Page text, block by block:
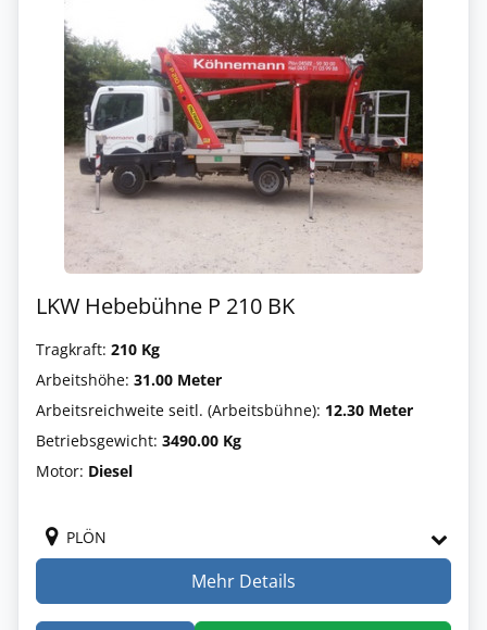
LKW Hebebühne P 210 BK
Tragkraft: 210 Kg
Arbeitshöhe: 31.00 Meter
Arbeitsreichweite seitl. (Arbeitsbühne): 12.30 Meter
Betriebsgewicht: 3490.00 Kg
Motor: Diesel
PLÖN
Mehr Details